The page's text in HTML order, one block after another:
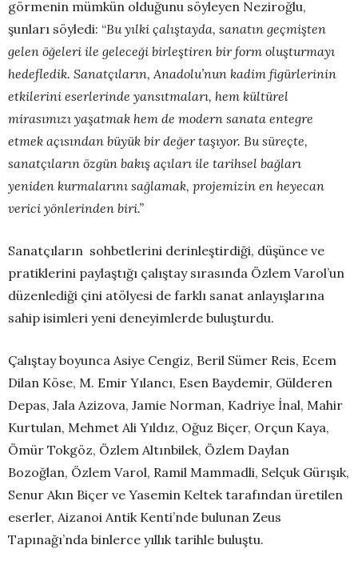
görmenin mümkün olduğunu söyleyen Neziroğlu,
şunları söyledi: “Bu yılki çalıştayda, sanatın geçmişten
gelen öğeleri ile geleceği birleştiren bir form oluşturmayı
hedefledik. Sanatçıların, Anadolu’nun kadim figürlerinin
etkilerini eserlerinde yansıtmaları, hem kültürel
mirasımızı yaşatmak hem de modern sanata entegre
etmek açısından büyük bir değer taşıyor. Bu süreçte,
sanatçıların özgün bakış açıları ile tarihsel bağları
yeniden kurmalarını sağlamak, projemizin en heyecan
verici yönlerinden biri.”
Sanatçıların sohbetlerini derinleştirdiği, düşünce ve
pratiklerini paylaştığı çalıştay sırasında Özlem Varol’un
düzenlediği çini atölyesi de farklı sanat anlayışlarına
sahip isimleri yeni deneyimlerde buluşturdu.
Çalıştay boyunca Asiye Cengiz, Beril Sümer Reis, Ecem
Dilan Köse, M. Emir Yılancı, Esen Baydemir, Gülderen
Depas, Jala Azizova, Jamie Norman, Kadriye İnal, Mahir
Kurtulan, Mehmet Ali Yıldız, Oğuz Biçer, Orçun Kaya,
Ömür Tokgöz, Özlem Altınbilek, Özlem Daylan
Bozoğlan, Özlem Varol, Ramil Mammadli, Selçuk Gürışık,
Senur Akın Biçer ve Yasemin Keltek tarafından üretilen
eserler, Aizanoi Antik Kenti’nde bulunan Zeus
Tapınağı’nda binlerce yıllık tarihle buluştu.